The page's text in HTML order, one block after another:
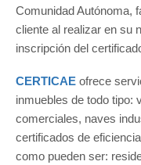
Comunidad Autónoma,
cliente al realizar en su
inscripción del
CERTICAE ofrece
inmuebles de todo tipo:
comerciales, naves
certificados de
como pueden ser: